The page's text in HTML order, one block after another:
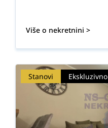
Više o nekretnini >
Stanovi Ekskluzivno